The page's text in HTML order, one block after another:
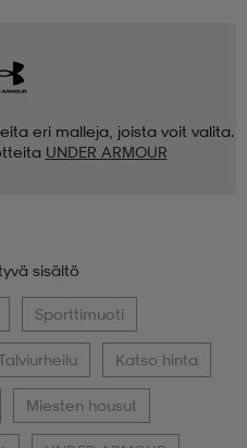
eri malleja, joista voit valita.
UNDER ARMOUR
sisältö
Sporttimuoti
Katso hinta
Miesten housut